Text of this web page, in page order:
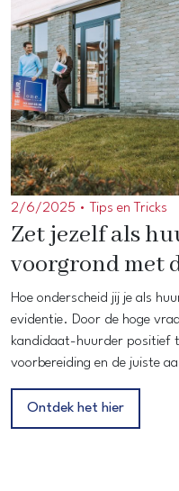
2/6/2025 • Tips en Tricks
Zet jezelf als
voorgrond met
Hoe onderscheid jij je als
evidentie. Door de hoge
kandidaat-huurder positief
voorbereiding en de juiste
Ontdek het hier